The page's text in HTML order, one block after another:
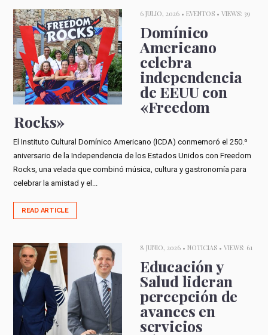
6 JULIO, 2026 • EVENTOS• VIEWS: 39
Domínico
Americano
celebra
independencia
de EEUU con
«Freedom
Rocks»
El Instituto Cultural Domínico Americano (ICDA) conmemoró el 250.º
aniversario de la Independencia de los Estados Unidos con Freedom
Rocks, una velada que combinó música, cultura y gastronomía para
celebrar la amistad y el...
READ ARTICLE
8 JUNIO, 2026 • NOTICIAS• VIEWS: 61
Educación y
Salud lideran
percepción de
avances en
servicios